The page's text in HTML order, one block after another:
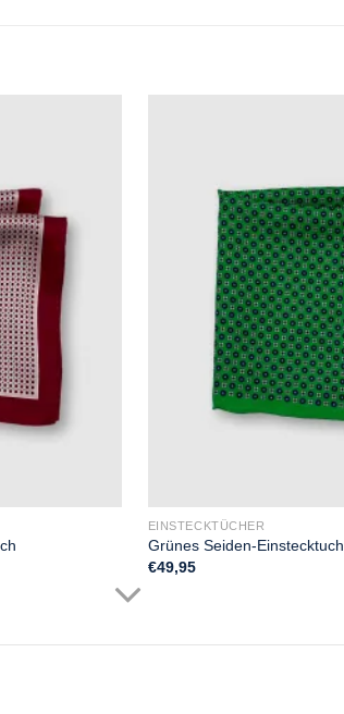
EINSTECKTÜCHER
Grünes Seiden-Einstecktuch
€49,95